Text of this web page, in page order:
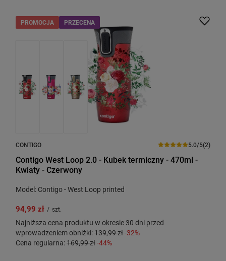
PROMOCJA PRZECENA
CONTIGO 5.0/5(2)
Contigo West Loop 2.0 - Kubek termiczny - 470ml -
Kwiaty - Czerwony
Model: Contigo - West Loop printed
94,99 zł / szt.
Najniższa cena produktu w okresie 30 dni przed
wprowadzeniem obniżki:139,99 zł-32%
Cena regularna:169,99 zł-44%